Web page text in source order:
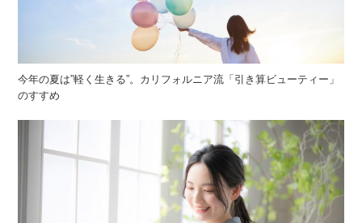
今年の夏は”軽く生きる”。カリフォルニア流「引き算ビューティー」
のすすめ